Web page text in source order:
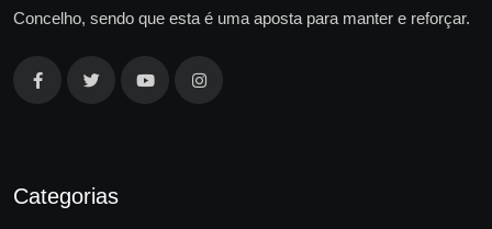
Concelho, sendo que esta é uma aposta para manter e reforçar.
Categorias